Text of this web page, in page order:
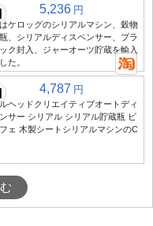
5,236 円
ケロッグのシリアルマシン、穀物
、シリアルディスペンサー、プラ
ク封入、ジャーオーツ貯蔵を輸入
た。
4,787 円
ヘッドクリエイティブオートディ
サー シリアル シリアル貯蔵瓶 ビ
ェ 木製シートシリアルマシンのC